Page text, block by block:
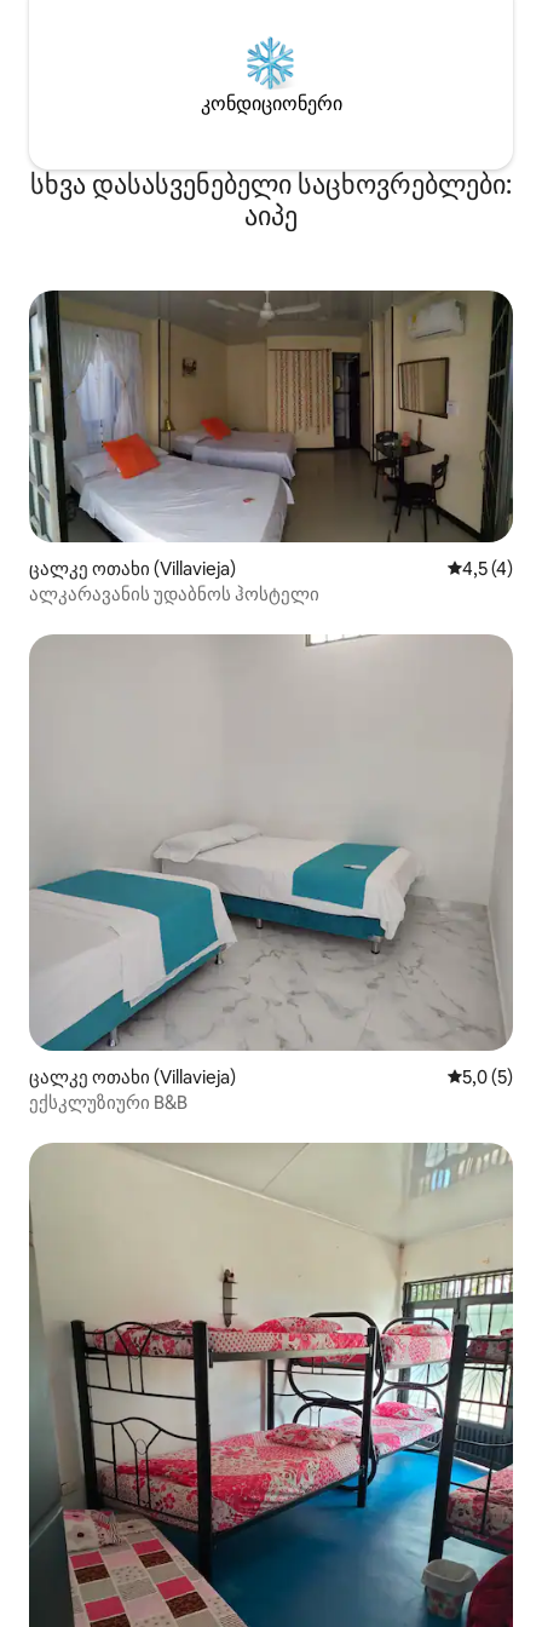
კონდიციონერი
სხვა დასასვენებელი საცხოვრებლები:
აიპე
ცალკე ოთახი (Villavieja) საშუალო
4,5 (4)
ალკარავანის უდაბნოს ჰოსტელი
ცალკე ოთახი (Villavieja) საშუალო
5,0 (5)
ექსკლუზიური B&B